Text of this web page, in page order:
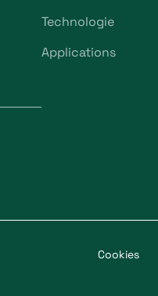
Technologie
Applications
Cookies